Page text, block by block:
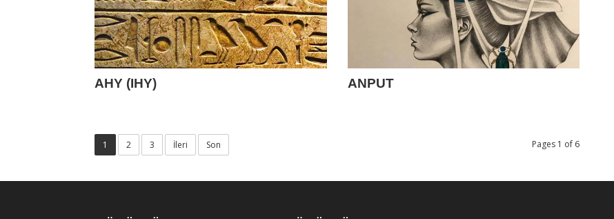
AHY (IHY) ANPUT
Pages 1 of 6
1 2 3 İleri Son